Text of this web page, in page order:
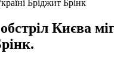
Бріджит Брінк
Києва